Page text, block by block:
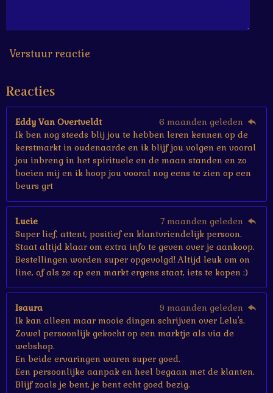
s
r
r
Verstuur reactie
Reacties
Eddy Van Overtveldt
6 maanden geleden
Ik ben nog steeds blij jou te hebben leren kennen op de
kerstmarkt in oudenaarde en ik blijf jou volgen en vooral
jou inbreng in het spirituele en de maan standen en zo
boeien mij en ik hoop jou vooral nog eens te zien op een
beurs grt
Lucie
7 maanden geleden
Super lief, attent, positief en klantvriendelijk persoon.
Staat altijd klaar om extra info te geven over je aankoop.
Bestellingen worden super opgevolgd! Altijd leuk om on
line, of als ze op een markt ergens staat, iets te kopen :)
Isaura
9 maanden geleden
Ik kan alleen maar mooie dingen schrijven over Lelu's.
Zowel persoonlijk gekocht op een marktje als via de
webshop.
En beide ervaringen waren super goed.
Een persoonlijke aanpak en heel begaan met de klanten.
Blijf zoals je bent, je bent echt goed bezig.